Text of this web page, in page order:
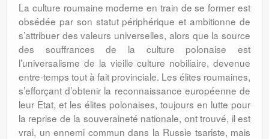
La culture roumaine moderne en train de se former est
obsédée par son statut périphérique et ambitionne de
s’attribuer des valeurs universelles, alors que la source
des souffrances de la culture polonaise est
l’universalisme de la vieille culture nobi­liaire, devenue
entre-temps tout à fait pro­vin­ciale. Les élites roumaines,
s’efforçant d’obtenir la reconnaissance européenne de
leur Etat, et les élites polonaises, toujours en lutte pour
la reprise de la souveraineté nationale, ont trouvé, il est
vrai, un ennemi commun dans la Russie tsariste, mais